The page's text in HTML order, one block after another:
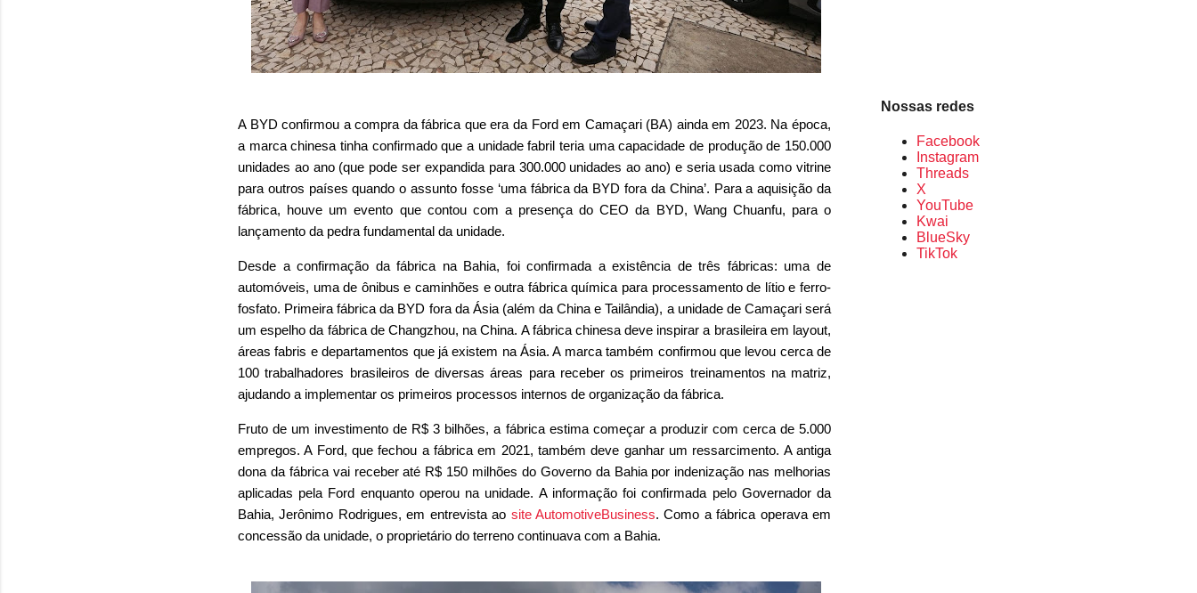
Nossas redes
Facebook
Instagram
Threads
X
YouTube
Kwai
BlueSky
TikTok
A BYD confirmou a compra da fábrica que era da Ford em Camaçari (BA) ainda em 2023. Na época,
a marca chinesa tinha confirmado que a unidade fabril teria uma capacidade de produção de 150.000
unidades ao ano (que pode ser expandida para 300.000 unidades ao ano) e seria usada como vitrine
para outros países quando o assunto fosse ‘uma fábrica da BYD fora da China’. Para a aquisição da
fábrica, houve um evento que contou com a presença do CEO da BYD, Wang Chuanfu, para o
lançamento da pedra fundamental da unidade.
Desde a confirmação da fábrica na Bahia, foi confirmada a existência de três fábricas: uma de
automóveis, uma de ônibus e caminhões e outra fábrica química para processamento de lítio e ferro-
fosfato. Primeira fábrica da BYD fora da Ásia (além da China e Tailândia), a unidade de Camaçari será
um espelho da fábrica de Changzhou, na China. A fábrica chinesa deve inspirar a brasileira em layout,
áreas fabris e departamentos que já existem na Ásia. A marca também confirmou que levou cerca de
100 trabalhadores brasileiros de diversas áreas para receber os primeiros treinamentos na matriz,
ajudando a implementar os primeiros processos internos de organização da fábrica.
Fruto de um investimento de R$ 3 bilhões, a fábrica estima começar a produzir com cerca de 5.000
empregos. A Ford, que fechou a fábrica em 2021, também deve ganhar um ressarcimento. A antiga
dona da fábrica vai receber até R$ 150 milhões do Governo da Bahia por indenização nas melhorias
aplicadas pela Ford enquanto operou na unidade. A informação foi confirmada pelo Governador da
Bahia, Jerônimo Rodrigues, em entrevista ao site AutomotiveBusiness. Como a fábrica operava em
concessão da unidade, o proprietário do terreno continuava com a Bahia.